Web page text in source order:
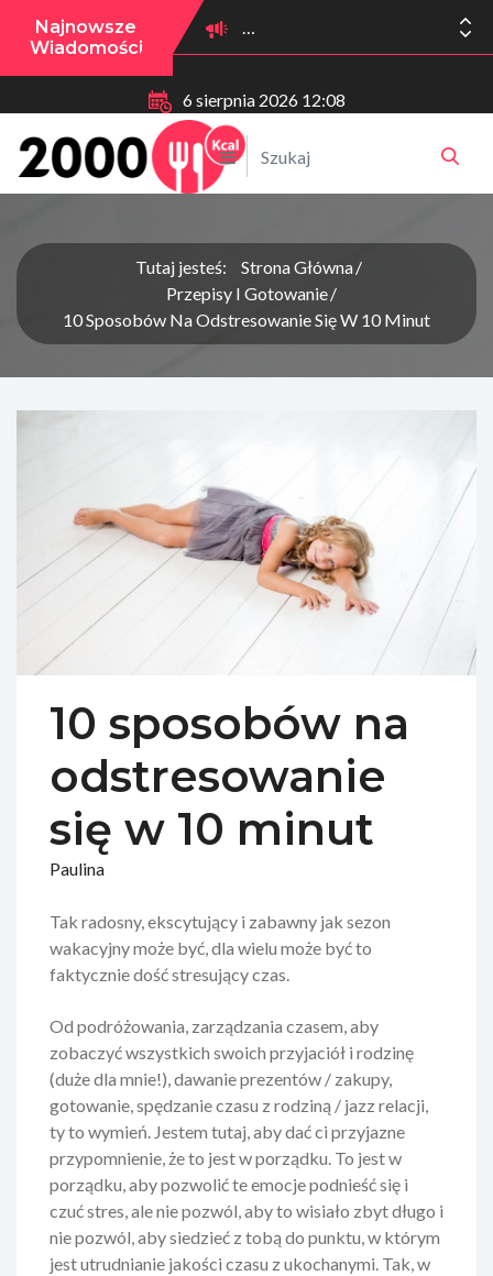
Najnowsze
Wiadomości
6 sierpnia 2026 12:08
Tutaj jesteś:
Strona Główna
Przepisy I Gotowanie
10 Sposobów Na Odstresowanie Się W 10 Minut
10 sposobów na
odstresowanie
się w 10 minut
Paulina
Tak radosny, ekscytujący i zabawny jak sezon
wakacyjny może być, dla wielu może być to
faktycznie dość stresujący czas.
Od podróżowania, zarządzania czasem, aby
zobaczyć wszystkich swoich przyjaciół i rodzinę
(duże dla mnie!), dawanie prezentów / zakupy,
gotowanie, spędzanie czasu z rodziną / jazz relacji,
ty to wymień. Jestem tutaj, aby dać ci przyjazne
przypomnienie, że to jest w porządku. To jest w
porządku, aby pozwolić te emocje podnieść się i
czuć stres, ale nie pozwól, aby to wisiało zbyt długo i
nie pozwól, aby siedzieć z tobą do punktu, w którym
jest utrudnianie jakości czasu z ukochanymi. Tak, w